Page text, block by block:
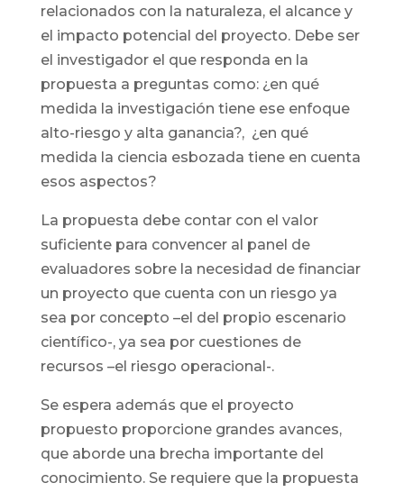
relacionados con la naturaleza, el alcance y
el impacto potencial del proyecto. Debe ser
el investigador el que responda en la
propuesta a preguntas como: ¿en qué
medida la investigación tiene ese enfoque
alto-riesgo y alta ganancia?, ¿en qué
medida la ciencia esbozada tiene en cuenta
esos aspectos?
La propuesta debe contar con el valor
suficiente para convencer al panel de
evaluadores sobre la necesidad de financiar
un proyecto que cuenta con un riesgo ya
sea por concepto –el del propio escenario
científico-, ya sea por cuestiones de
recursos –el riesgo operacional-.
Se espera además que el proyecto
propuesto proporcione grandes avances,
que aborde una brecha importante del
conocimiento. Se requiere que la propuesta